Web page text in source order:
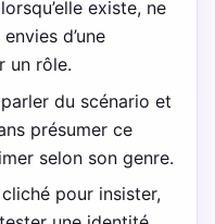
existe, ne
d’une
un rôle.
du scénario et
présumer ce
selon son genre.
pour insister,